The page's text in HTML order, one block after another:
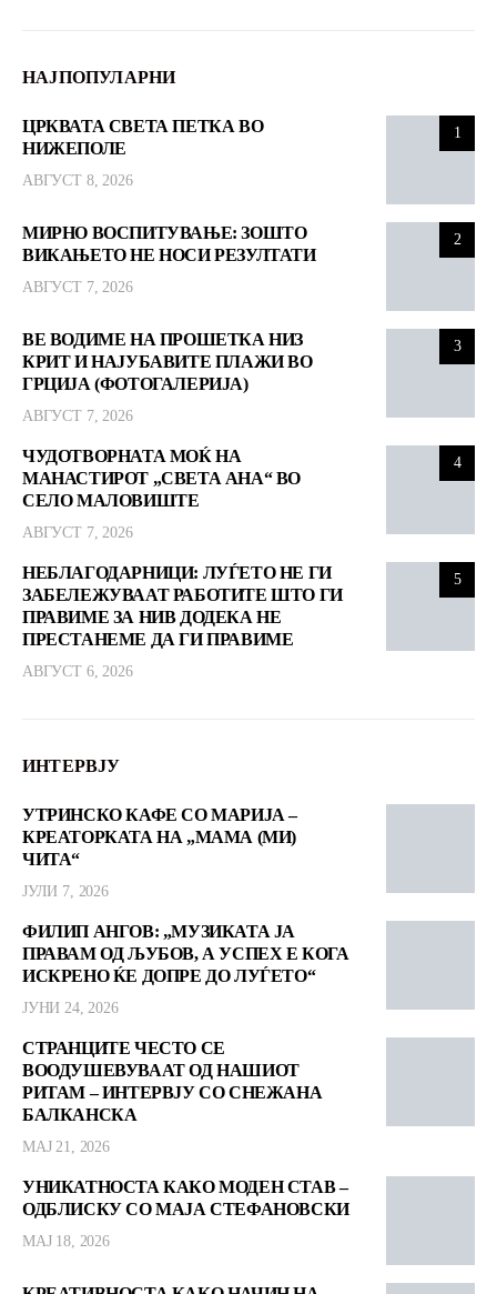
НАЈПОПУЛАРНИ
1
ЦРКВАТА СВЕТА ПЕТКА ВО
НИЖЕПОЛЕ
АВГУСТ 8, 2026
2
МИРНО ВОСПИТУВАЊЕ: ЗОШТО
ВИКАЊЕТО НЕ НОСИ РЕЗУЛТАТИ
АВГУСТ 7, 2026
3
ВЕ ВОДИМЕ НА ПРОШЕТКА НИЗ
КРИТ И НАЈУБАВИТЕ ПЛАЖИ ВО
ГРЦИЈА (ФОТОГАЛЕРИЈА)
АВГУСТ 7, 2026
4
ЧУДОТВОРНАТА МОЌ НА
МАНАСТИРОТ „СВЕТА АНА“ ВО
СЕЛО МАЛОВИШТЕ
АВГУСТ 7, 2026
5
НЕБЛАГОДАРНИЦИ: ЛУЃЕТО НЕ ГИ
ЗАБЕЛЕЖУВААТ РАБОТИТЕ ШТО ГИ
ПРАВИМЕ ЗА НИВ ДОДЕКА НЕ
ПРЕСТАНЕМЕ ДА ГИ ПРАВИМЕ
АВГУСТ 6, 2026
ИНТЕРВЈУ
УТРИНСКО КАФЕ СО МАРИЈА –
КРЕАТОРКАТА НА „МАМА (МИ)
ЧИТА“
ЈУЛИ 7, 2026
ФИЛИП АНГОВ: „МУЗИКАТА ЈА
ПРАВАМ ОД ЉУБОВ, А УСПЕХ Е КОГА
ИСКРЕНО ЌЕ ДОПРЕ ДО ЛУЃЕТО“
ЈУНИ 24, 2026
СТРАНЦИТЕ ЧЕСТО СЕ
ВООДУШЕВУВААТ ОД НАШИОТ
РИТАМ – ИНТЕРВЈУ СО СНЕЖАНА
БАЛКАНСКА
МАЈ 21, 2026
УНИКАТНОСТА КАКО МОДЕН СТАВ –
ОДБЛИСКУ СО МАЈА СТЕФАНОВСКИ
МАЈ 18, 2026